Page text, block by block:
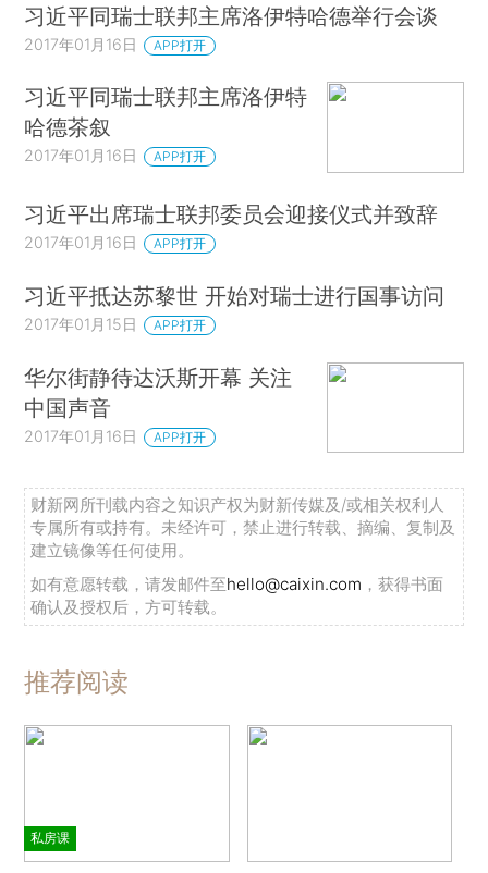
习近平同瑞士联邦主席洛伊特哈德举行会谈
2017年01月16日 APP打开
习近平同瑞士联邦主席洛伊特
哈德茶叙
2017年01月16日 APP打开
习近平出席瑞士联邦委员会迎接仪式并致辞
2017年01月16日 APP打开
习近平抵达苏黎世 开始对瑞士进行国事访问
2017年01月15日 APP打开
华尔街静待达沃斯开幕 关注
中国声音
2017年01月16日 APP打开
财新网所刊载内容之知识产权为财新传媒及/或相关权利人
专属所有或持有。未经许可，禁止进行转载、摘编、复制及
建立镜像等任何使用。
如有意愿转载，请发邮件至hello@caixin.com ，获得书面
确认及授权后，方可转载。
推荐阅读
私房课